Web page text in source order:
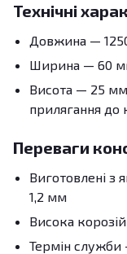
Технічні
Довжина —
Ширина — 60
Висота — 25 мм
прилягання до
Переваги
Виготовлені з
1,2 мм
Висока
Термін служби